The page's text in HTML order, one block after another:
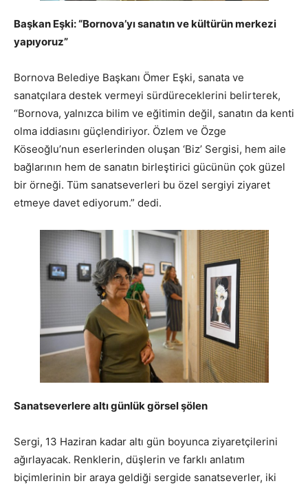
Başkan Eşki: “Bornova’yı sanatın ve kültürün merkezi
yapıyoruz”
Bornova Belediye Başkanı Ömer Eşki, sanata ve
sanatçılara destek vermeyi sürdüreceklerini belirterek,
“Bornova, yalnızca bilim ve eğitimin değil, sanatın da kenti
olma iddiasını güçlendiriyor. Özlem ve Özge
Köseoğlu’nun eserlerinden oluşan ‘Biz’ Sergisi, hem aile
bağlarının hem de sanatın birleştirici gücünün çok güzel
bir örneği. Tüm sanatseverleri bu özel sergiyi ziyaret
etmeye davet ediyorum.” dedi.
Sanatseverlere altı günlük görsel şölen
Sergi, 13 Haziran kadar altı gün boyunca ziyaretçilerini
ağırlayacak. Renklerin, düşlerin ve farklı anlatım
biçimlerinin bir araya geldiği sergide sanatseverler, iki